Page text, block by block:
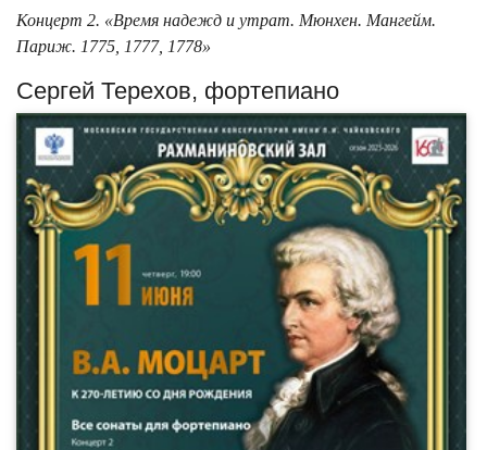
Концерт 2. «Время надежд и утрат. Мюнхен. Мангейм.
Париж. 1775, 1777, 1778»
Сергей Терехов, фортепиано